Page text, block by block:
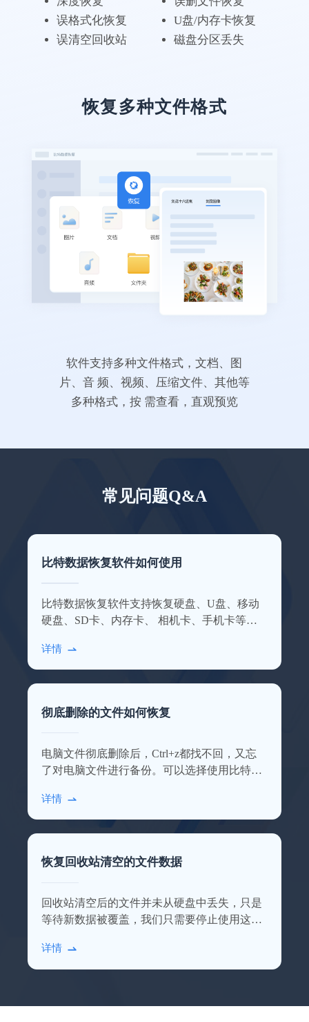
误格式化恢复
U盘/内存卡恢复
误清空回收站
磁盘分区丢失
恢复多种文件格式
软件支持多种文件格式，文档、图
片、音 频、视频、压缩文件、其他等
多种格式，按 需查看，直观预览
常见问题Q&A
比特数据恢复软件如何使用
比特数据恢复软件支持恢复硬盘、U盘、移动
硬盘、SD卡、内存卡、 相机卡、手机卡等多
详情
彻底删除的文件如何恢复
电脑文件彻底删除后，Ctrl+z都找不回，又忘
了对电脑文件进行备份。可以选择使用比特数
单。
详情
恢复回收站清空的文件数据
回收站清空后的文件并未从硬盘中丢失，只是
等待新数据被覆盖，我们只需要停止使用这块
可。
详情
电脑无备份，还好有比
专业级的数据恢复软件果然不一样，这次体
验很不错，客服有耐心，回答问题也很仔
万友斤万
没想到恢复效果这么好
上的数据，我的毕业照片都恢复回来了~特此
来点赞一下这个数据恢复软件。
這婆外心
恢复回来，误删或清空回收站再也不慌了，
Amla_Tustiz
本人上了年纪了，不太会操作，专业老师们
远程指导，最后也恢复回来了，十分感谢！
施英
软件实用，数据很完整
亲身实践，在同类软件中肯定是TOP级别